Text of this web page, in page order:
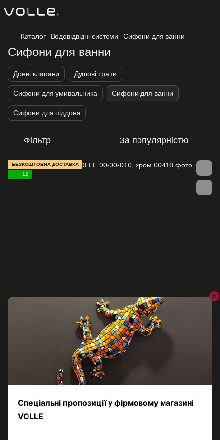
Каталог Водовідвідні системи Сифони для ванни
Сифони для ванни
Донні клапани Душові трапи
Сифони для умивальника Сифони для ванни
Сифони для піддона
Фільтр За популярністю
БЕЗКОШТОВНА ДОСТАВКА
12
Сифон для ванни VOLLE 90-00-016, хром
Купити